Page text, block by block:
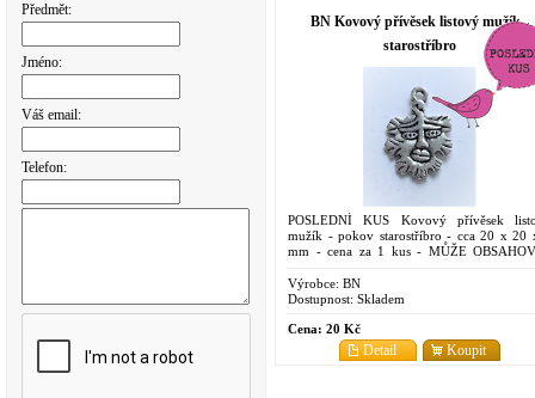
Předmět:
Jméno:
Váš email:
Telefon:
BN Kovový přívěsek listový mužík -
starostříbro
POSLEDNÍ KUS Kovový přívěsek
mužík - pokov starostříbro - cca 20 x 20
mm - cena za 1 kus - MŮŽE
Výrobce: BN
Dostupnost: Skladem
Cena: 20 Kč
Koupit
Detail